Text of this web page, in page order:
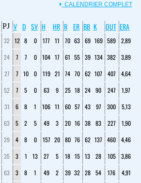
CALENDRIER COMPLET
PJ V D SV H HR R ER BB K OUT ERA
32 12 8 0 177 11 70 63 69 169 589
2,89
24 7 7 0 104 17 61 55 39 134 382
3,89
27 7 10 0 119 21 74 70 62 107 407
4,64
52 7 5 0 63 9 25 18 24 90 247
1,97
31 6 8 1 106 11 60 57 43 97 300
5,13
63 5 2 5 49 3 20 16 38 83 227
1,90
29 4 8 0 157 20 80 76 62 137 460
4,46
35 3 1 13 27 5 18 15 13 28 105
3,86
63 3 8 1 49 2 39 32 28 54 176 4,91